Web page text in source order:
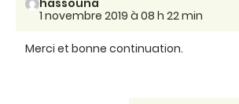
1 novembre 2019 à 08 h 22 min
Merci et bonne continuation.